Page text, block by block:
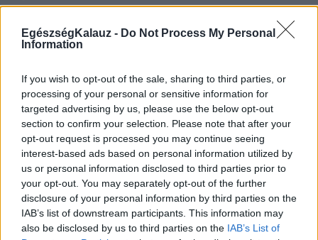
EgészségKalauz - Do Not Process My Personal
Information
If you wish to opt-out of the sale, sharing to third parties, or
processing of your personal or sensitive information for
targeted advertising by us, please use the below opt-out
section to confirm your selection. Please note that after your
opt-out request is processed you may continue seeing
interest-based ads based on personal information utilized by
us or personal information disclosed to third parties prior to
your opt-out. You may separately opt-out of the further
disclosure of your personal information by third parties on the
IAB’s list of downstream participants. This information may
also be disclosed by us to third parties on the IAB’s List of
18+
Elmúlt már 18 éves?Ezen az oldalon felnőtt tartalom
található!
Igen
Nem
Tünet
Összebújás fejfájás ellen? Vajon segít vagy ront
a problémán az intim együttlét?
Összebújás fejfájás ellen? Vajon
segít vagy ront a problémán az
intim együttlét?